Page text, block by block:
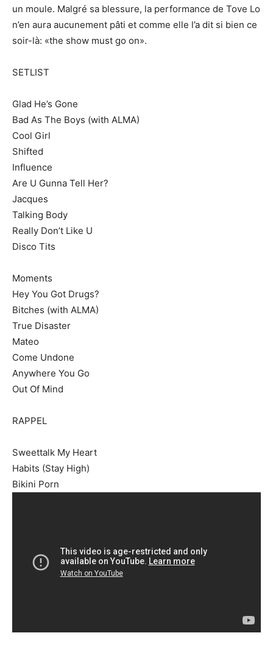
un moule. Malgré sa blessure, la performance de Tove Lo
n’en aura aucunement pâti et comme elle l’a dit si bien ce
soir-là: «the show must go on».
SETLIST
Glad He’s Gone
Bad As The Boys (with ALMA)
Cool Girl
Shifted
Influence
Are U Gunna Tell Her?
Jacques
Talking Body
Really Don’t Like U
Disco Tits
Moments
Hey You Got Drugs?
Bitches (with ALMA)
True Disaster
Mateo
Come Undone
Anywhere You Go
Out Of Mind
RAPPEL
Sweettalk My Heart
Habits (Stay High)
Bikini Porn